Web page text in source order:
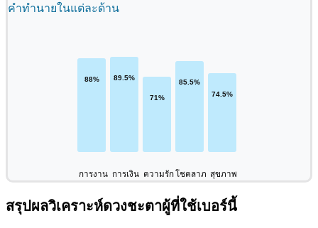
คำทำนายในแต่ละด้าน
การงาน การเงิน ความรักโชคลาภ สุขภาพ
สรุปผลวิเคราะห์ดวงชะตาผู้ที่ใช้เบอร์นี้